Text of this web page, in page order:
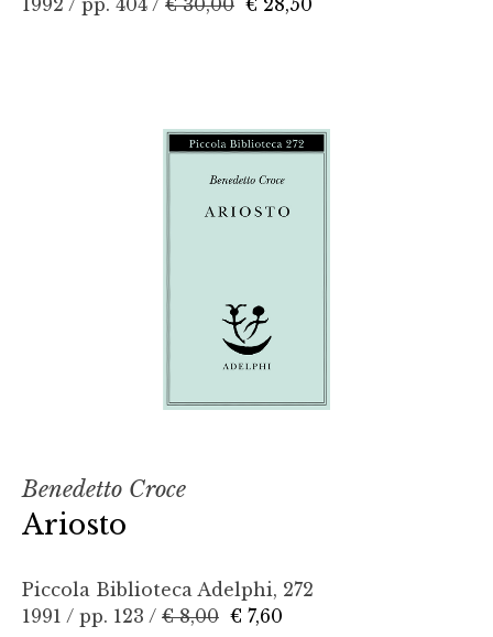
1992 / pp. 404 / € 30,00 € 28,50
Benedetto Croce
Ariosto
Piccola Biblioteca Adelphi, 272
1991 / pp. 123 / € 8,00 € 7,60